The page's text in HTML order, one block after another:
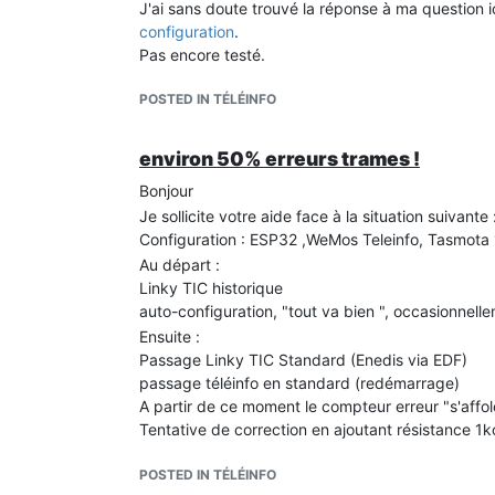
J'ai sans doute trouvé la réponse à ma question
configuration.
Pas encore testé.
POSTED IN TÉLÉINFO
environ 50% erreurs trames !
Bonjour
Je sollicite votre aide face à la situation suivante
Configuration : ESP32 ,WeMos Teleinfo,
Au départ :
Linky TIC historique
auto-configuration, "tout va bien ",
Ensuite :
Passage Linky TIC Standard (Enedis via EDF)
passage téléinfo en standard (redémarrage)
A partir de ce moment le compteur erreur
Tentative de correction en ajoutant résistance
production » et « compteurs » (en plus de «
POSTED IN TÉLÉINFO